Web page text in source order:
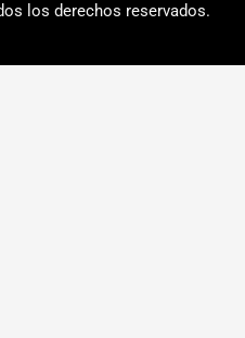
los derechos reservados.